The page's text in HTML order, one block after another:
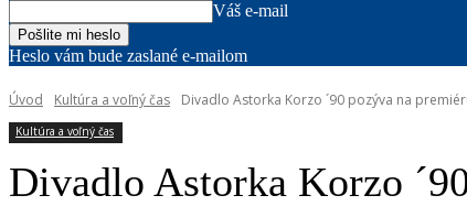
Váš e-mail
Heslo vám bude zaslané e-mailom
Úvod Kultúra a voľný čas Divadlo Astorka Korzo ´90 pozýva na
Kultúra a voľný čas
Divadlo Astorka Korzo